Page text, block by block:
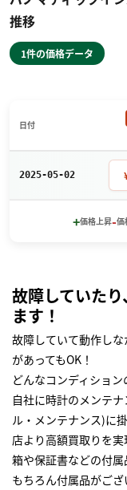
推移
1件の価格データ
日付
2025-05-02
+価格上昇-価
故障していた
ます！
故障していて動作し
があってもOK！
どんなコンディショ
自社に時計のメンテ
ル・メンテナンス)に
店より高額買取りを
箱や保証書などの付属
もちろん付属品がご